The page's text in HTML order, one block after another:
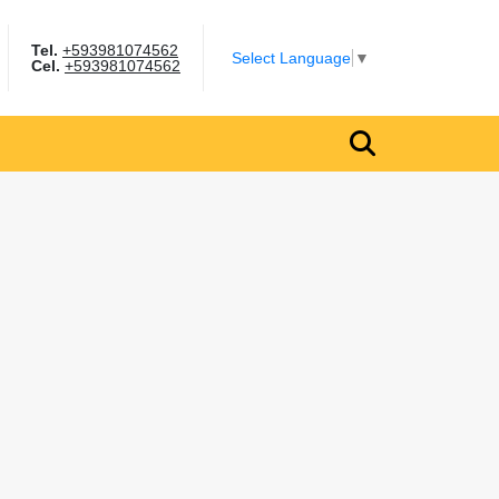
Tel. +593981074562
Cel. +593981074562 Select Language ▼